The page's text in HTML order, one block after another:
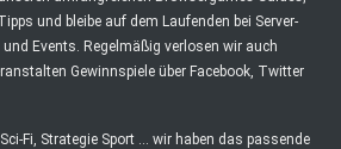
und bleibe auf dem Laufenden bei Server-
Events. Regelmäßig verlosen wir auch
Gewinnspiele über Facebook, Twitter
Fi, Strategie Sport ... wir haben das passende